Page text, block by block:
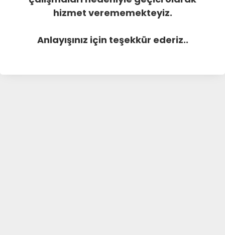
hizmet verememekteyiz.
Anlayışınız için teşekkür ederiz..